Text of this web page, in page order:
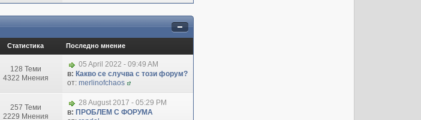
Статистика Последно мнение
128 Теми
4322 Мнения
05 April 2022 - 09:49 AM
в: Какво се случва с този форум?
от: merlinofchaos
257 Теми
2229 Мнения
28 August 2017 - 05:29 PM
в: ПРОБЛЕМ С ФОРУМА